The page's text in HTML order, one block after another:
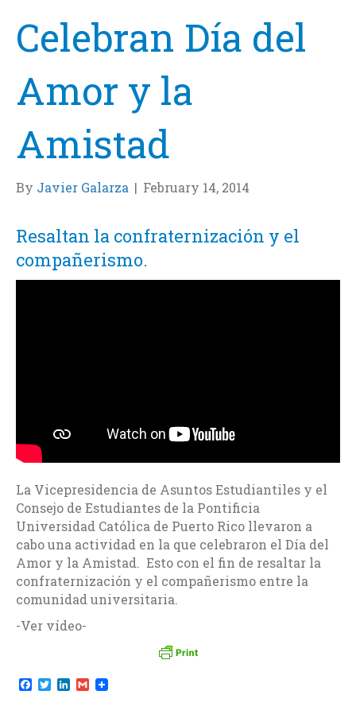
Celebran Día del
Amor y la
Amistad
By Javier Galarza | February 14, 2014
Resaltan la confraternización y el
compañerismo.
La Vicepresidencia de Asuntos Estudiantiles y el
Consejo de Estudiantes de la Pontificia
Universidad Católica de Puerto Rico llevaron a
cabo una actividad en la que celebraron el Día del
Amor y la Amistad. Esto con el fin de resaltar la
confraternización y el compañerismo entre la
comunidad universitaria.
-Ver vídeo-
F
a
T
w
L G
m